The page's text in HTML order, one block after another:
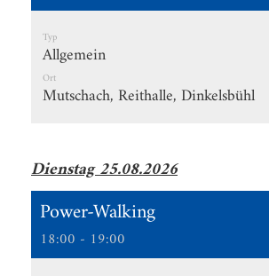
Typ
Allgemein
Ort
Mutschach, Reithalle, Dinkelsbühl
Dienstag 25.08.2026
Power-Walking
18:00 - 19:00